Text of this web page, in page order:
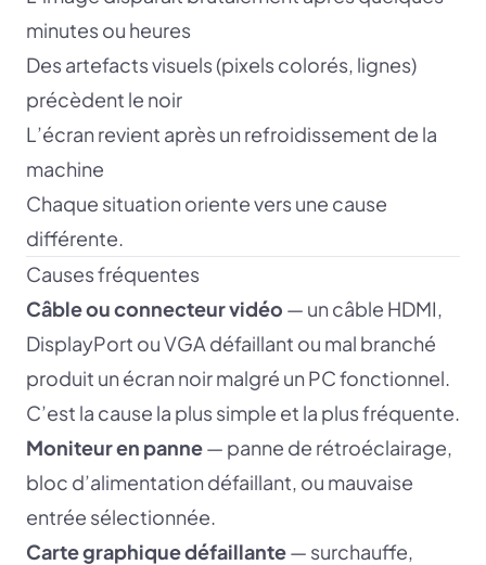
minutes ou heures
Des artefacts visuels (pixels colorés, lignes)
précèdent le noir
L’écran revient après un refroidissement de la
machine
Chaque situation oriente vers une cause
différente.
Causes fréquentes
Câble ou connecteur vidéo — un câble HDMI,
DisplayPort ou VGA défaillant ou mal branché
produit un écran noir malgré un PC fonctionnel.
C’est la cause la plus simple et la plus fréquente.
Moniteur en panne— panne de rétroéclairage,
bloc d’alimentation défaillant, ou mauvaise
entrée sélectionnée.
Carte graphique défaillante— surchauffe,